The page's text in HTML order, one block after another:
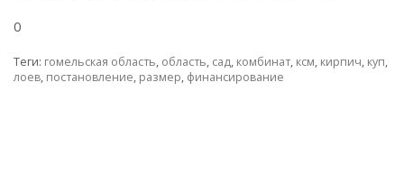
0
Теги: гомельская область, область, сад, комбинат, ксм, кирпич, куп,
лоев, постановление, размер, финансирование